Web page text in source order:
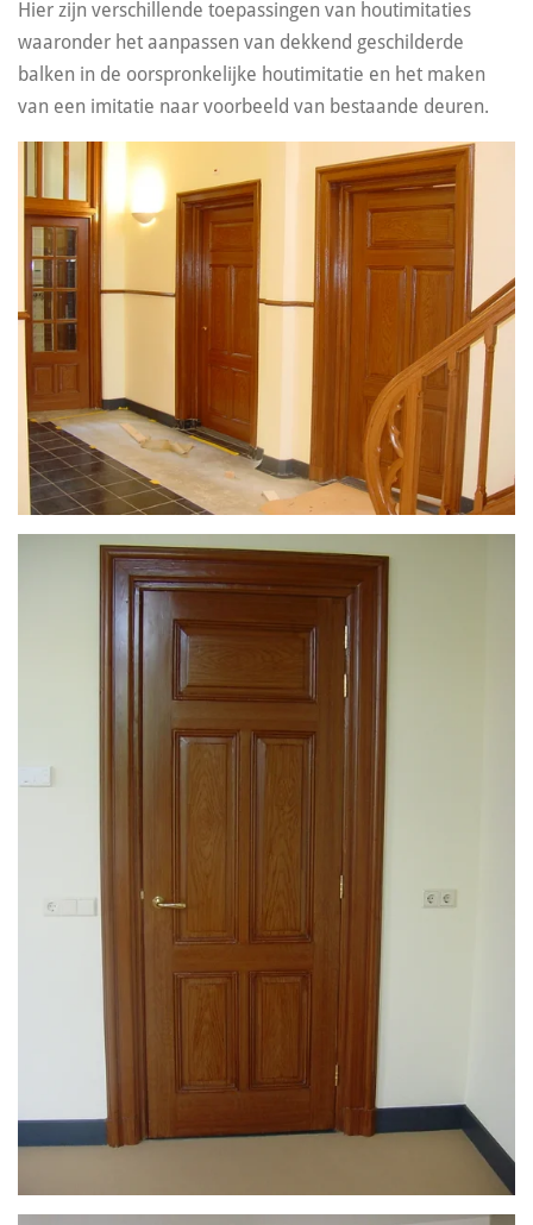
Hier zijn verschillende toepassingen van houtimitaties
waaronder het aanpassen van dekkend geschilderde
balken in de oorspronkelijke houtimitatie en het maken
van een imitatie naar voorbeeld van bestaande deuren.